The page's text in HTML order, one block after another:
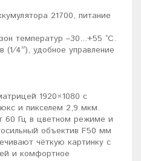
21700, питание
температур –30...+55 °C.
удобное управление
1920×1080 с
и пикселем 2,9 мкм.
60 Гц в цветном режиме и
объектив F50 мм
чёткую картинку с
и комфортное